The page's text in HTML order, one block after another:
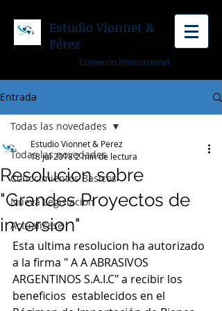
Estudio Vionnet &
Pérez
Comercio Internacional
Entrada
Todas las novedades
Conocimientos Basicos
Nueva Legislacion
Actualicese
Todas las novedades
Resolucion sobre
"Grandes Proyectos de
inversion"
Estudio Vionnet & Perez
18 jul 20182 min de lectura
Esta ultima resolucion ha autorizado
a la firma " A A ABRASIVOS
ARGENTINOS S.A.I.C" a recibir los
beneficios  establecidos en el